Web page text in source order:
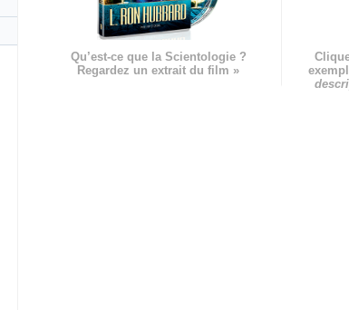
Qu’est-ce que la Scientologie ?
Regardez un extrait du film »